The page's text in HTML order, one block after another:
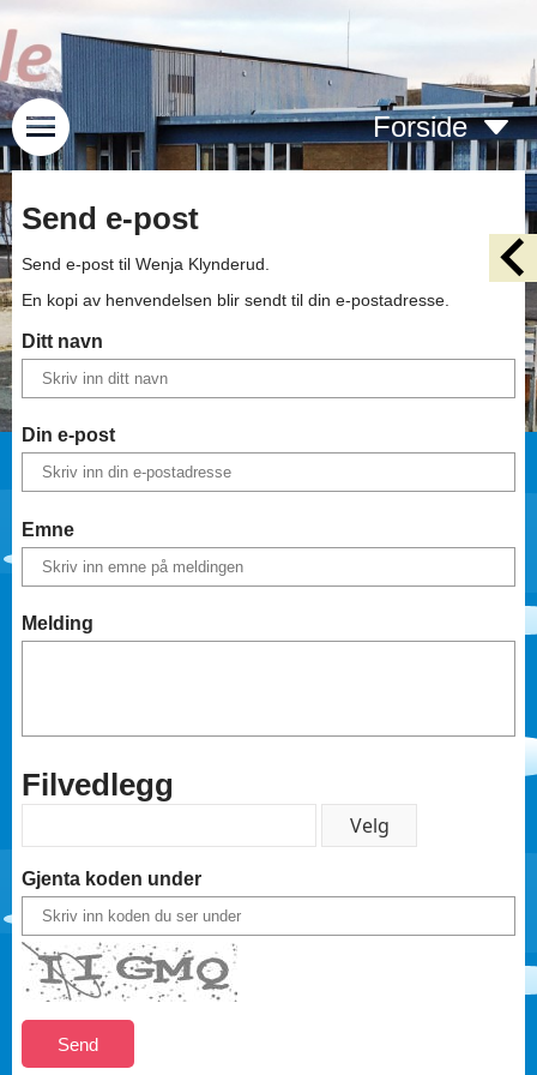
Forside
Send e-post
Send e-post til Wenja Klynderud.
En kopi av henvendelsen blir sendt til din e-postadresse.
Ditt navn
Din e-post
Emne
Melding
Filvedlegg
Gjenta koden under